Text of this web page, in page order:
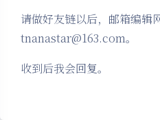
夜间模式
请做好友链以后，邮箱编辑
tnanastar@163.com。
收到后我会回复。